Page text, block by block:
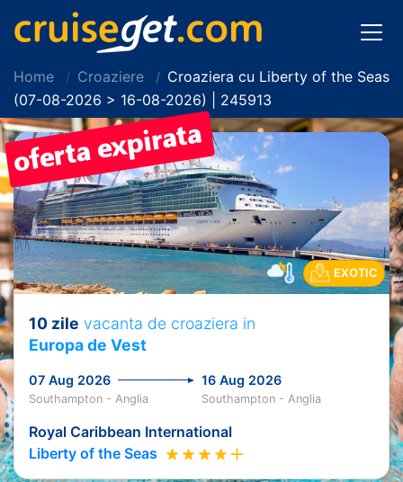
Home Croaziere
Croaziera cu Liberty of the Seas
(07-08-2026 > 16-08-2026) | 245913
EXOTIC
10 zile vacanta de croaziera in
Europa de Vest
07 Aug 2026 16 Aug 2026
Southampton - Anglia Southampton - Anglia
Royal Caribbean International
Liberty of the Seas